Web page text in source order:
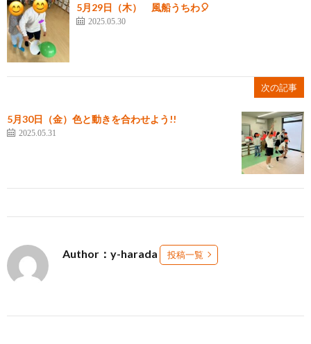
5月29日（木） 風船うちわ🎈
2025.05.30
次の記事
5月30日（金）色と動きを合わせよう!!
2025.05.31
Author：y-harada 投稿一覧